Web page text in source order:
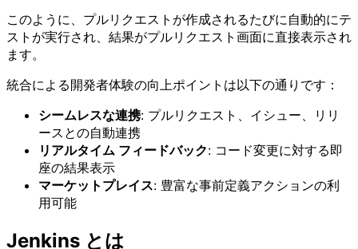
このように、プルリクエストが作成されるたびに自動的にテ
ストが実行され、結果がプルリクエスト画面に直接表示され
ます。
統合による開発者体験の向上ポイントは以下の通りです：
シームレスな連携: プルリクエスト、イシュー、リリ
ースとの自動連携
リアルタイム フィードバック: コード変更に対する即
座の結果表示
マーケットプレイス: 豊富な事前定義アクションの利
用可能
Jenkins とは